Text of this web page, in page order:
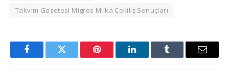
Takvim Gazetesi Migros Milka Çekiliş Sonuçları
FacebookTwitter Pinterest LinkedInTumblr Email